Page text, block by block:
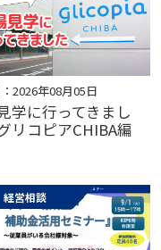
2026年08月05日
学に行ってきまし
リコピアCHIBA編
経営相談